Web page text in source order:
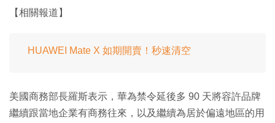
【相關報道】
HUAWEI Mate X 如期開賣！秒速清空
美國商務部長羅斯表示，華為禁令延後多 90 天將容許品牌
繼續跟當地企業有商務往來，以及繼續為居於偏遠地區的用